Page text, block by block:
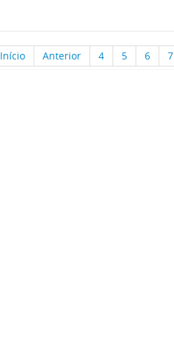
Início Anterior 4 5 6 7